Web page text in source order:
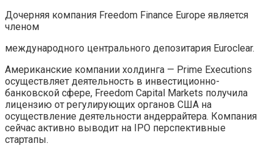
Дочерняя компания Freedom Finance Europe является
членом
международного центрального депозитария Euroclear.
Американские компании холдинга — Prime Executions
осуществляет деятельность в инвестиционно-
банковской сфере, Freedom Capital Markets получила
лицензию от регулирующих органов США на
осуществление деятельности андеррайтера. Компания
сейчас активно выводит на IPO перспективные
стартапы.